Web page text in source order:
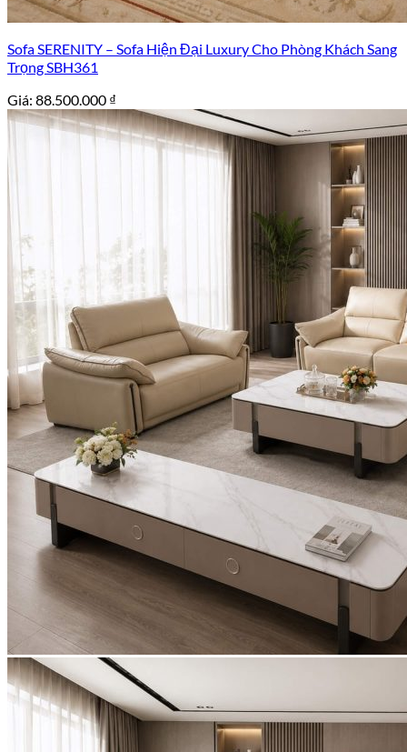
Sofa SERENITY – Sofa Hiện Đại Luxury Cho Phòng Khách Sang
Trọng SBH361
Giá: 88.500.000 ₫